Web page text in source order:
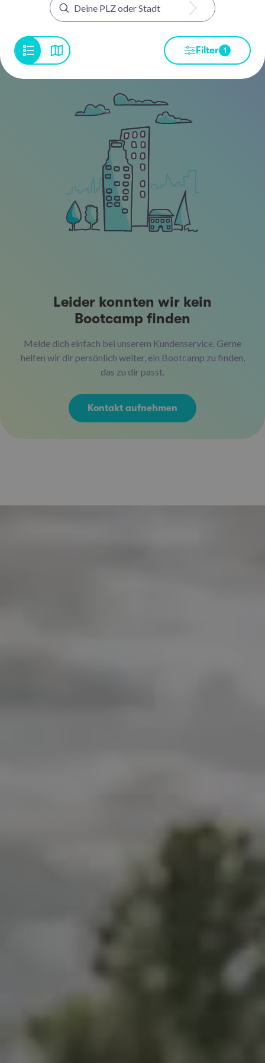
Filter 1
Leider konnten wir kein
Bootcamp finden
Melde dich einfach bei unserem Kundenservice. Gerne
helfen wir dir persönlich weiter, ein Bootcamp zu finden,
das zu dir passt.
Kontakt aufnehmen